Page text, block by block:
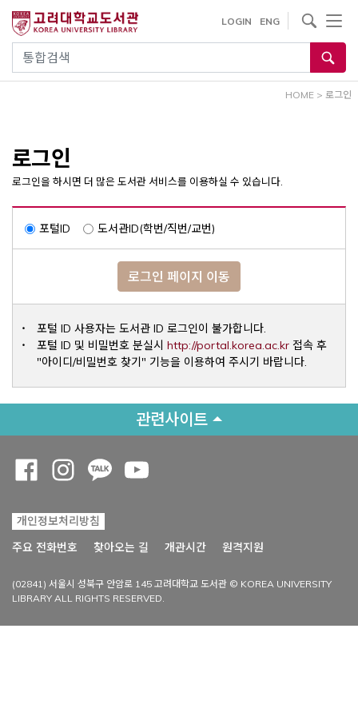
건
통합검색
LOGIN ENG
사이트내 검색
HOME > 로그인
로그인
로그인을 하시면 더 많은 도서관 서비스를 이용하실 수 있습니다.
포털ID 도서관ID(학번/직번/교번)
로그인 페이지 이동
포털 ID 사용자는 도서관 ID 로그인이 불가합니다.
포털 ID 및 비밀번호 분실시 http://portal.korea.ac.krOpens a
접속 후
"아이디/비밀번호 찾기" 기능을 이용하여 주시기 바랍니다.
관련사이트
개인정보처리방침
주요 전화번호
찾아오는 길 개관시간 원격지원
(02841) 서울시 성북구 안암로 145 고려대학교 도서관 © KOREA UNIVERSITY
LIBRARY ALL RIGHTS RESERVED.
Opens a new window
Opens a new window
Opens a new window